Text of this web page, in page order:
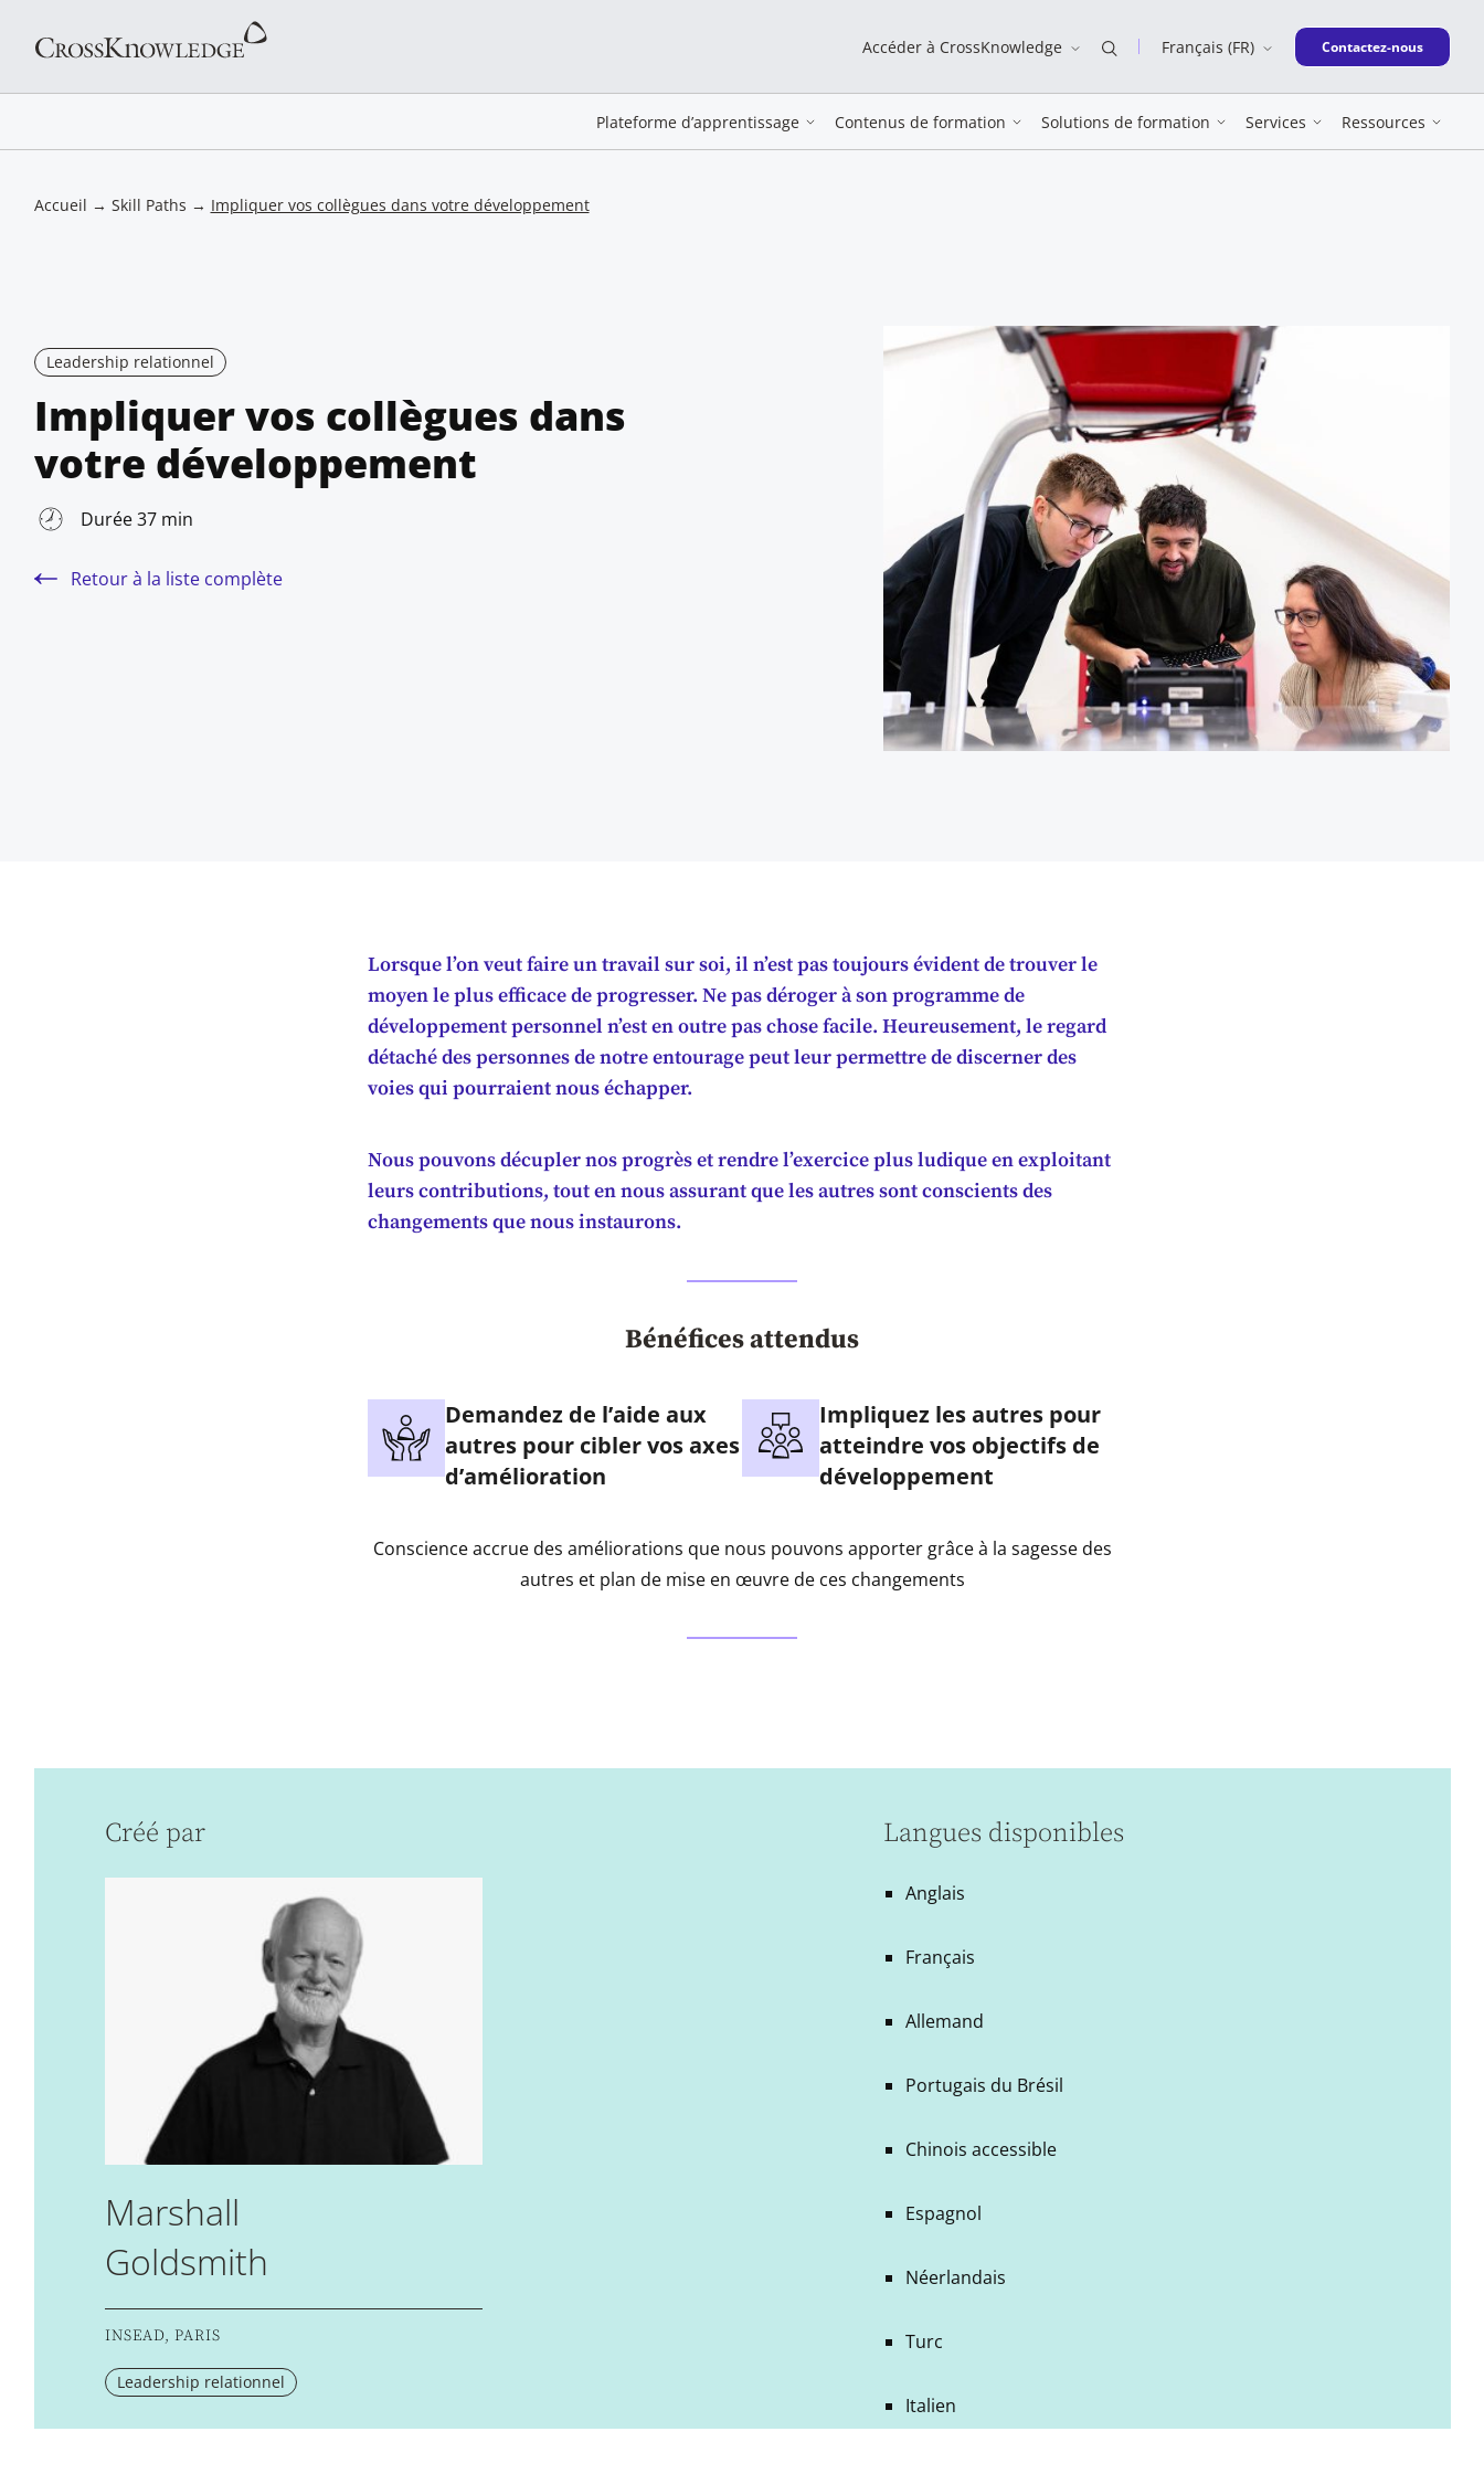
Accéder à CrossKnowledge Français (FR) New window
Contactez-nous
Plateforme d’apprentissage Contenus de formation Solutions de formation Services Ressources
Accueil → Skill Paths → Impliquer vos collègues dans votre développement
Leadership relationnel
Impliquer vos collègues dans
votre développement
Durée 37 min
Retour à la liste complète
Lorsque l’on veut faire un travail sur soi, il n’est pas toujours évident de trouver le
moyen le plus efficace de progresser. Ne pas déroger à son programme de
développement personnel n’est en outre pas chose facile. Heureusement, le regard
détaché des personnes de notre entourage peut leur permettre de discerner des
voies qui pourraient nous échapper.
Nous pouvons décupler nos progrès et rendre l’exercice plus ludique en exploitant
leurs contributions, tout en nous assurant que les autres sont conscients des
changements que nous instaurons.
Bénéfices attendus
Demandez de l’aide aux
autres pour cibler vos axes
d’amélioration
Impliquez les autres pour
atteindre vos objectifs de
développement
Conscience accrue des améliorations que nous pouvons apporter grâce à la sagesse des
autres et plan de mise en œuvre de ces changements
Créé par
Marshall
Goldsmith
INSEAD, PARIS
Leadership relationnel
Langues disponibles
Anglais
Français
Allemand
Portugais du Brésil
Chinois accessible
Espagnol
Néerlandais
Turc
Italien